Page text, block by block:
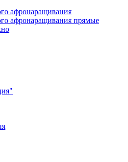
афронаращивания
афронаращивания прямые